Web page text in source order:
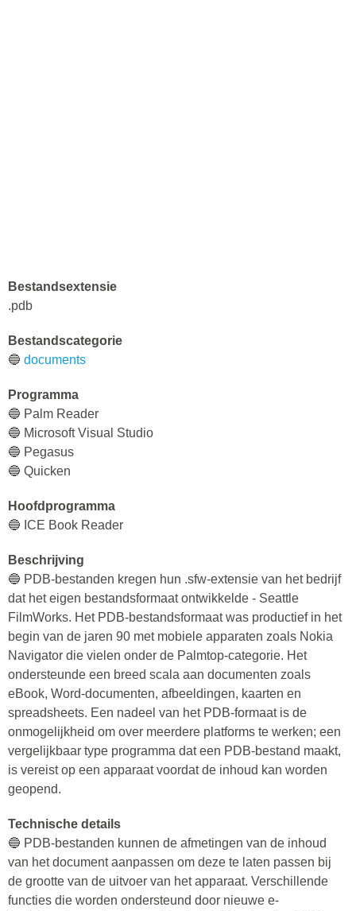
Bestandsextensie
.pdb
Bestandscategorie
🔵 documents
Programma
🔵 Palm Reader
🔵 Microsoft Visual Studio
🔵 Pegasus
🔵 Quicken
Hoofdprogramma
🔵 ICE Book Reader
Beschrijving
🔵 PDB-bestanden kregen hun .sfw-extensie van het bedrijf
dat het eigen bestandsformaat ontwikkelde - Seattle
FilmWorks. Het PDB-bestandsformaat was productief in het
begin van de jaren 90 met mobiele apparaten zoals Nokia
Navigator die vielen onder de Palmtop-categorie. Het
ondersteunde een breed scala aan documenten zoals
eBook, Word-documenten, afbeeldingen, kaarten en
spreadsheets. Een nadeel van het PDB-formaat is de
onmogelijkheid om over meerdere platforms te werken; een
vergelijkbaar type programma dat een PDB-bestand maakt,
is vereist op een apparaat voordat de inhoud kan worden
geopend.
Technische details
🔵 PDB-bestanden kunnen de afmetingen van de inhoud
van het document aanpassen om deze te laten passen bij
de grootte van de uitvoer van het apparaat. Verschillende
functies die worden ondersteund door nieuwe e-